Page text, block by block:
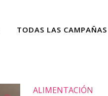
TODAS LAS CAMPAÑAS
ALIMENTACIÓN